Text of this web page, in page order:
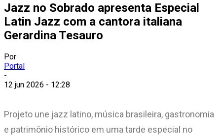
Jazz no Sobrado apresenta Especial
Latin Jazz com a cantora italiana
Gerardina Tesauro
Por
Portal
-
12 jun 2026 - 12:28
Projeto une jazz latino, música brasileira, gastronomia
e patrimônio histórico em uma tarde especial no